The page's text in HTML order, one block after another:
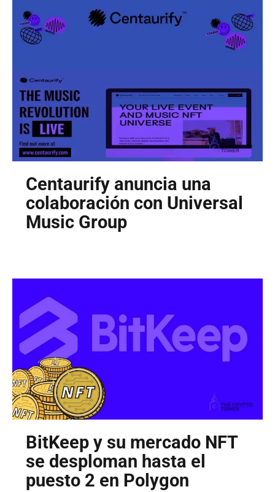
Centaurify anuncia una
colaboración con Universal
Music Group
BitKeep y su mercado NFT
se desploman hasta el
puesto 2 en Polygon